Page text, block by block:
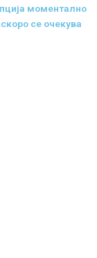
моментално
се очекува